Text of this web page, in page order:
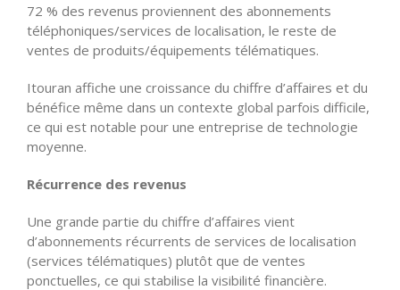
72 % des revenus proviennent des abonnements
téléphoniques/services de localisation, le reste de
ventes de produits/équipements télématiques.
Itouran affiche une croissance du chiffre d’affaires et du
bénéfice même dans un contexte global parfois difficile,
ce qui est notable pour une entreprise de technologie
moyenne.
Récurrence des revenus
Une grande partie du chiffre d’affaires vient
d’abonnements récurrents de services de localisation
(services télématiques) plutôt que de ventes
ponctuelles, ce qui stabilise la visibilité financière.